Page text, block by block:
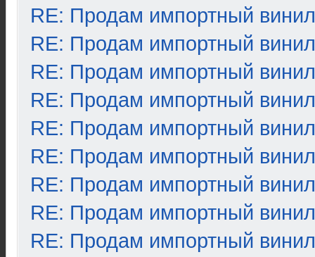
RE: Продам импортный винил
RE: Продам импортный винил
RE: Продам импортный винил
RE: Продам импортный винил
RE: Продам импортный винил
RE: Продам импортный винил
RE: Продам импортный винил
RE: Продам импортный винил
RE: Продам импортный винил